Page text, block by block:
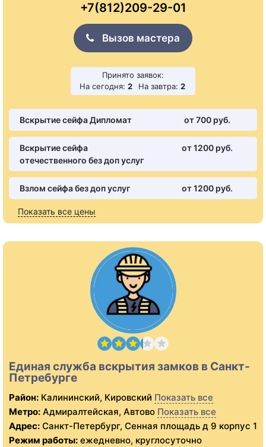
+7(812)209-29-01
Вызов мастера
Принято заявок:
На сегодня: 2 На завтра: 2
Вскрытие сейфа Дипломат от 700 pуб.
Вскрытие сейфа
отечественного без доп услуг
от 1200 pуб.
Взлом сейфа без доп услуг от 1200 pуб.
Показать все цены
Единая служба вскрытия замков в Санкт-
Петребурге
Район: Калининский, Кировский Показать все
Метро: Адмиралтейская, Автово Показать все
Адрес: Санкт-Петербург, Сенная площадь д 9 корпус 1
Режим работы: ежедневно, круглосуточно